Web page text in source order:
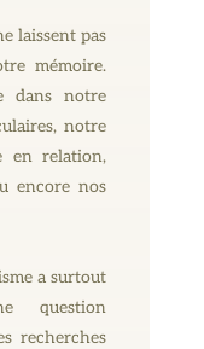
laissent pas
mémoire.
dans notre
notre
en relation,
encore nos
a surtout
question
recherches